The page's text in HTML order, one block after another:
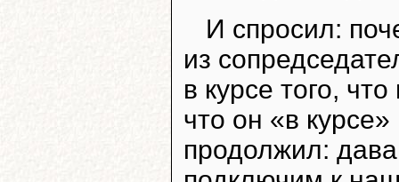
И спросил:
из
в курсе того,
что он «в
продолжил: